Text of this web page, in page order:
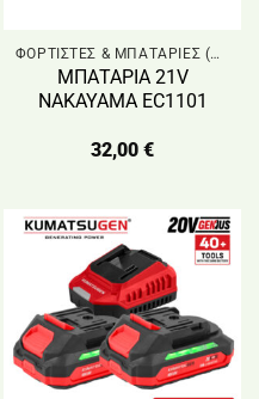
ΦΟΡΤΙΣΤΕΣ & ΜΠΑΤΑΡΙΕΣ (ΨΑΛΙΔΙΑ & ΑΛΥΣΟΠΡΙΟΝΑ)
ΜΠΑΤΑΡΙΑ 21V
NAKAYAMA EC1101
32,00 €